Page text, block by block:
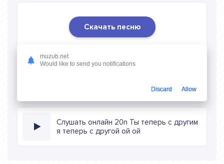
Скачать песню
другой ой ой
бесплатно или слушать музыку в режиме онлайн
Слушать онлайн 20n Ты теперь с другим
я теперь с другой ой ой
muzub.net
Would like to send you notifications
Discard Allow